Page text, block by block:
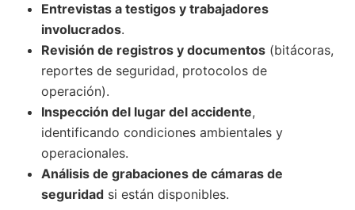
Entrevistas a testigos y trabajadores
involucrados.
Revisión de registros y documentos (bitácoras,
reportes de seguridad, protocolos de
operación).
Inspección del lugar del accidente,
identificando condiciones ambientales y
operacionales.
Análisis de grabaciones de cámaras de
seguridad si están disponibles.